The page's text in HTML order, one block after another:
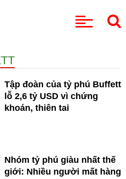
Tập đoàn của tỷ phú Buffett
lỗ 2,6 tỷ USD vì chứng
khoán, thiên tai
Nhóm tỷ phú giàu nhất thế
giới: Nhiều người mất hàng